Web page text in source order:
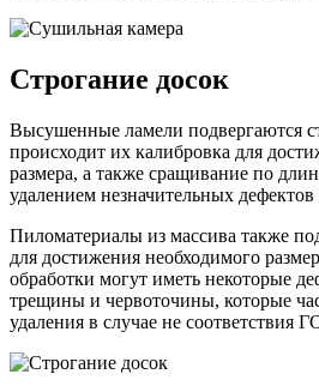
Строгание досок
Высушенные ламели подвергаются
происходит их калибровка для
размера, а также сращивание по
удалением незначительных дефектов
Пиломатериалы из массива также
для достижения необходимого
обработки могут иметь некоторые
трещины и червоточины, которые
удаления в случае не соответствия